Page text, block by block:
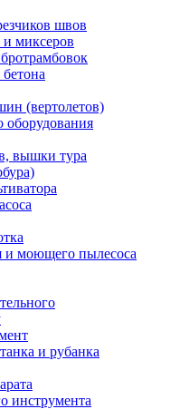
швов
миксеров
(вертолетов)
оборудования
вышки тура
и моющего пылесоса
и рубанка
инструмента